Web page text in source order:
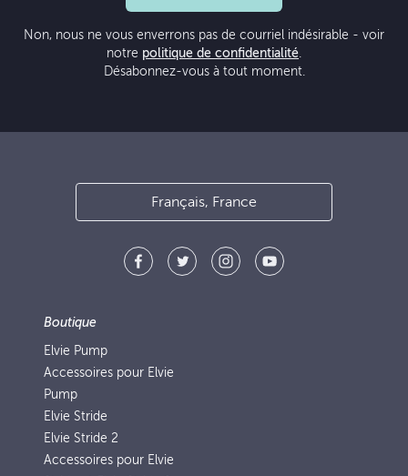
Non, nous ne vous enverrons pas de courriel indésirable - voir
notre politique de confidentialité.
Désabonnez-vous à tout moment.
Français, France
Boutique
Elvie Pump
Accessoires pour Elvie
Pump
Elvie Stride
Elvie Stride 2
Accessoires pour Elvie